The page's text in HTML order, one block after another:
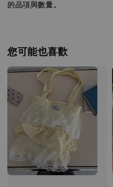
的品項與數量。
您可能也喜歡